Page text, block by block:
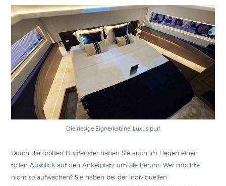
Die riesige Eignerkabine: Luxus pur!
Durch die großen Bugfenster haben Sie auch im Liegen einen
tollen Ausblick auf den Ankerplatz um Sie herum: Wer möchte
nicht so aufwachen? Sie haben bei der individuellen